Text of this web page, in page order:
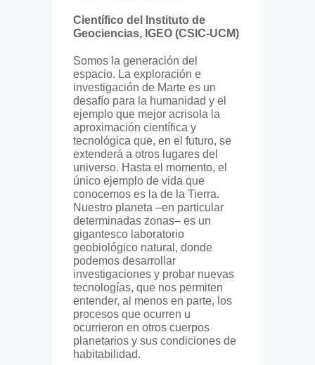
Científico del Instituto de
Geociencias, IGEO (CSIC-UCM)
Somos la generación del
espacio. La exploración e
investigación de Marte es un
desafío para la humanidad y el
ejemplo que mejor acrisola la
aproximación científica y
tecnológica que, en el futuro, se
extenderá a otros lugares del
universo. Hasta el momento, el
único ejemplo de vida que
conocemos es la de la Tierra.
Nuestro planeta –en particular
determinadas zonas– es un
gigantesco laboratorio
geobiológico natural, donde
podemos desarrollar
investigaciones y probar nuevas
tecnologías, que nos permiten
entender, al menos en parte, los
procesos que ocurren u
ocurrieron en otros cuerpos
planetarios y sus condiciones de
habitabilidad.